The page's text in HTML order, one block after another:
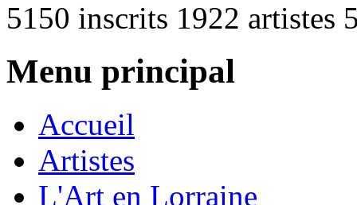
5150 inscrits 1922 artistes
Menu principal
Accueil
Artistes
L'Art en Lorraine